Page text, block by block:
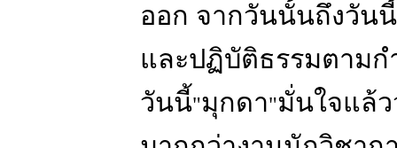
ออก จากวันนั้นถึงวัน
และปฏิบัติธรรมตามก
วันนี้"มุกดา"มั่นใจแล้